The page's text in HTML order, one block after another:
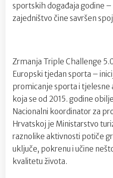
sportskih događaja godine
zajedništvo čine savršen
Zrmanja Triple Challenge
Europski tjedan sporta –
promicanje sporta i tjelesne
koja se od 2015. godine
Nacionalni koordinator za
Hrvatskoj je Ministarstvo
raznolike aktivnosti potiče
uključe, pokrenu i učine
kvalitetu života.